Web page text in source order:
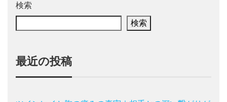
検索
検索
最近の投稿